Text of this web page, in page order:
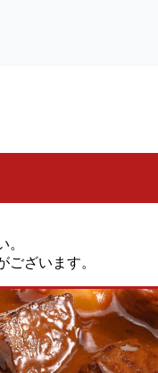
。
ございます。